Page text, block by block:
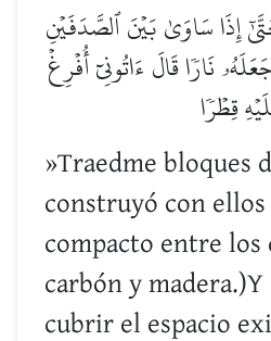
إِذَا سَاوَىٰ بَيۡنَ ٱلصَّدَفَيۡنِ
نَارٗا قَالَ ءَاتُونِيٓ أُفۡرِغۡ
قِطۡرٗا
»Traedme bloques
construyó con
compacto entre los
carbón y
cubrir el espacio